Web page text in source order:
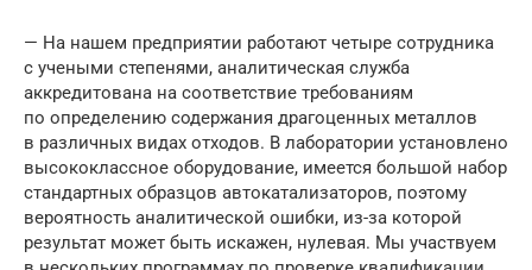
— На нашем предприятии работают четыре сотрудника
с учеными степенями, аналитическая служба
аккредитована на соответствие требованиям
по определению содержания драгоценных металлов
в различных видах отходов. В лаборатории установлено
высококлассное оборудование, имеется большой набор
стандартных образцов автокатализаторов, поэтому
вероятность аналитической ошибки, из-за которой
результат может быть искажен, нулевая. Мы участвуем